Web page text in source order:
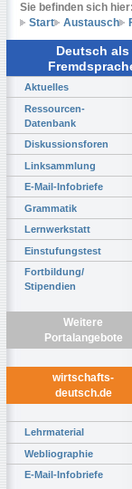
Sie befinden sich hier:
Start
Austausch
Deutsch als
Aktuelles
Ressourcen-
Datenbank
Diskussionsforen
Linksammlung
E-Mail-Infobriefe
Grammatik
Lernwerkstatt
Einstufungstest
Fortbildung/
Stipendien
Weitere
Portalangebote
wirtschafts-
deutsch.de
Lehrmaterial
Webliographie
E-Mail-Infobriefe